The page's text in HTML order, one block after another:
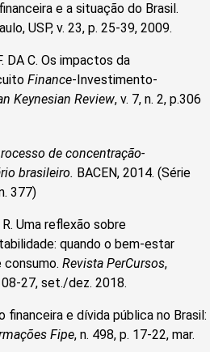
e a situação do Brasil.
USP, v. 23, p. 25-39, 2009.
DA C. Os impactos da
Finance-Investimento-
Keynesian Review, v. 7, n. 2, p.306
de concentração-
brasileiro. BACEN, 2014. (Série
377)
R. Uma reflexão sobre
quando o bem-estar
consumo. Revista PerCursos,
08-27, set./dez. 2018.
financeira e dívida pública no Brasil:
Fipe, n. 498, p. 17-22, mar.